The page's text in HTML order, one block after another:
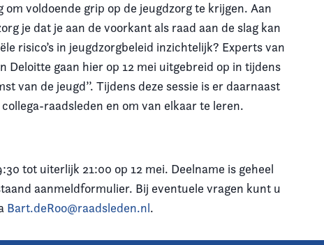
voldoende grip op de jeugdzorg te krijgen. Aan
je dat je aan de voorkant als raad aan de slag kan
risico’s in jeugdzorgbeleid inzichtelijk? Experts van
Deloitte gaan hier op 12 mei uitgebreid op in tijdens
van de jeugd’’. Tijdens deze sessie is er daarnaast
raadsleden en om van elkaar te leren.
tot uiterlijk 21:00 op 12 mei. Deelname is geheel
aanmeldformulier. Bij eventuele vragen kunt u
Bart.deRoo@raadsleden.nl.